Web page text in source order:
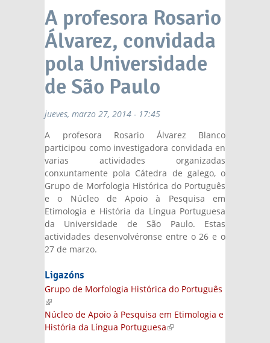
A profesora Rosario
Álvarez, convidada
pola Universidade
de São Paulo
jueves, marzo 27, 2014 - 17:45
A profesora Rosario Álvarez Blanco
participou como investigadora convidada en
varias actividades organizadas
conxuntamente pola Cátedra de galego, o
Grupo de Morfologia Histórica do Português
e o Núcleo de Apoio à Pesquisa em
Etimologia e História da Língua Portuguesa
da Universidade de São Paulo. Estas
actividades desenvolvéronse entre o 26 e o
27 de marzo.
Ligazóns
Grupo de Morfologia Histórica do Português
(link is external)
Núcleo de Apoio à Pesquisa em Etimologia e
História da Língua Portuguesa(link is